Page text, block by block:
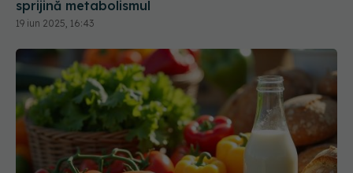
19 iun 2025, 16:43